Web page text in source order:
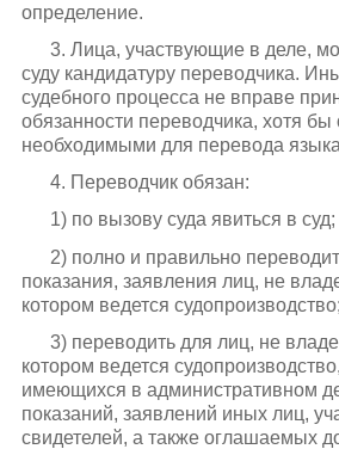
определение.
3. Лица, участвующие в деле,
суду кандидатуру переводчика.
судебного процесса не вправе
обязанности переводчика, хотя бы
необходимыми для перевода
4. Переводчик обязан:
1) по вызову суда явиться в суд;
2) полно и правильно
показания, заявления лиц, не
котором ведется судопроизводство;
3) переводить для лиц, не
котором ведется
имеющихся в административном
показаний, заявлений иных лиц,
свидетелей, а также оглашаемых